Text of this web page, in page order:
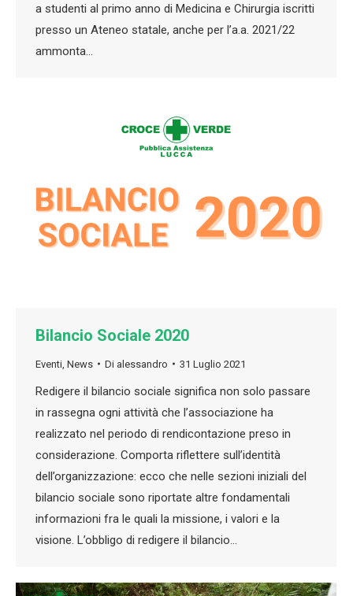
a studenti al primo anno di Medicina e Chirurgia iscritti
presso un Ateneo statale, anche per l’a.a. 2021/22
ammonta…
Bilancio Sociale 2020
Eventi News Di alessandro 31 Luglio 2021
Redigere il bilancio sociale significa non solo passare
in rassegna ogni attività che l’associazione ha
realizzato nel periodo di rendicontazione preso in
considerazione. Comporta riflettere sull’identità
dell’organizzazione: ecco che nelle sezioni iniziali del
bilancio sociale sono riportate altre fondamentali
informazioni fra le quali la missione, i valori e la
visione. L’obbligo di redigere il bilancio…